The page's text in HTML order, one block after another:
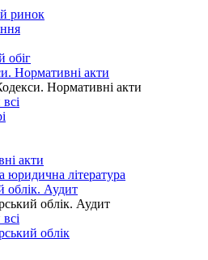
ринок
обіг
Нормативні акти
Нормативні акти
акти
юридична література
облік. Аудит
облік. Аудит
облік